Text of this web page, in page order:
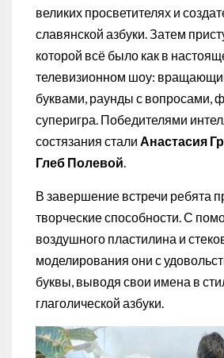
великих просветителях и
славянской азбуки. Затем
которой всё было как в
телевизионном шоу:
буквами, раунды с вопросами,
суперигра. Победителями
состязания стали Анастасия
Глеб Полевой.
В завершение встречи ребята
творческие способности. С
воздушного пластилина и
моделирования они с
буквы, выводя свои имена в
глаголической азбуки.